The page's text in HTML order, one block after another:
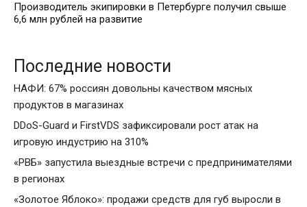
Производитель экипировки в Петербурге получил свыше
6,6 млн рублей на развитие
Последние новости
НАФИ: 67% россиян довольны качеством мясных
продуктов в магазинах
DDoS-Guard и FirstVDS зафиксировали рост атак на
игровую индустрию на 310%
«РВБ» запустила выездные встречи с предпринимателями
в регионах
«Золотое Яблоко»: продажи средств для губ выросли в